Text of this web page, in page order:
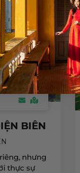
BIÊN
nhưng
thực sự